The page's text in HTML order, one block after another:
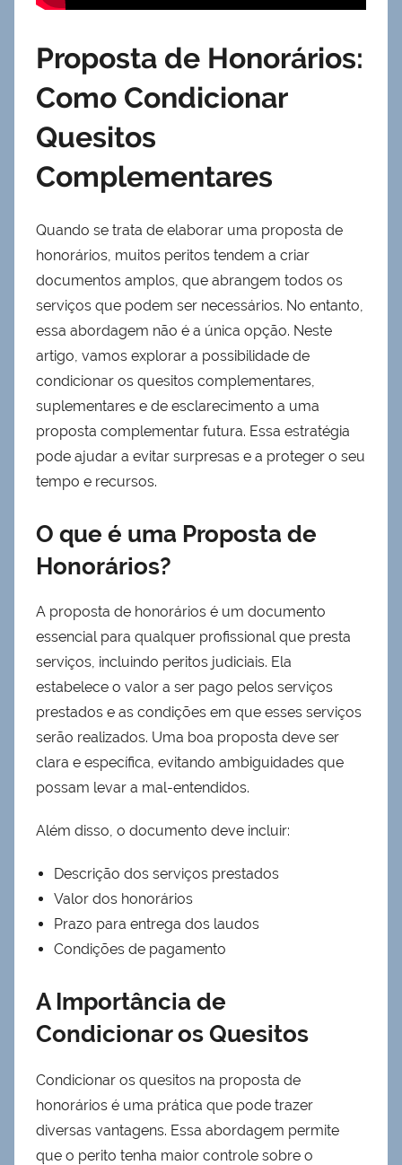
Proposta de Honorários:
Como Condicionar
Quesitos
Complementares
Quando se trata de elaborar uma proposta de
honorários, muitos peritos tendem a criar
documentos amplos, que abrangem todos os
serviços que podem ser necessários. No entanto,
essa abordagem não é a única opção. Neste
artigo, vamos explorar a possibilidade de
condicionar os quesitos complementares,
suplementares e de esclarecimento a uma
proposta complementar futura. Essa estratégia
pode ajudar a evitar surpresas e a proteger o seu
tempo e recursos.
O que é uma Proposta de
Honorários?
A proposta de honorários é um documento
essencial para qualquer profissional que presta
serviços, incluindo peritos judiciais. Ela
estabelece o valor a ser pago pelos serviços
prestados e as condições em que esses serviços
serão realizados. Uma boa proposta deve ser
clara e específica, evitando ambiguidades que
possam levar a mal-entendidos.
Além disso, o documento deve incluir:
Descrição dos serviços prestados
Valor dos honorários
Prazo para entrega dos laudos
Condições de pagamento
A Importância de
Condicionar os Quesitos
Condicionar os quesitos na proposta de
honorários é uma prática que pode trazer
diversas vantagens. Essa abordagem permite
que o perito tenha maior controle sobre o